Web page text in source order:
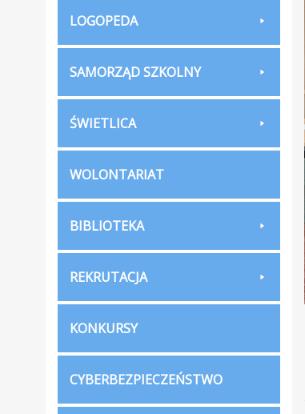
LOGOPEDA
SAMORZĄD SZKOLNY
ŚWIETLICA
WOLONTARIAT
BIBLIOTEKA
REKRUTACJA
KONKURSY
CYBERBEZPIECZEŃSTWO